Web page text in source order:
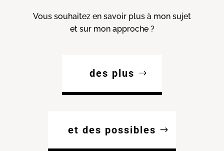
Vous souhaitez en savoir plus à mon sujet
et sur mon approche ?
des plus
et des possibles